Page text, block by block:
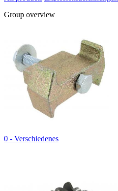
Group overview
0 - Verschiedenes